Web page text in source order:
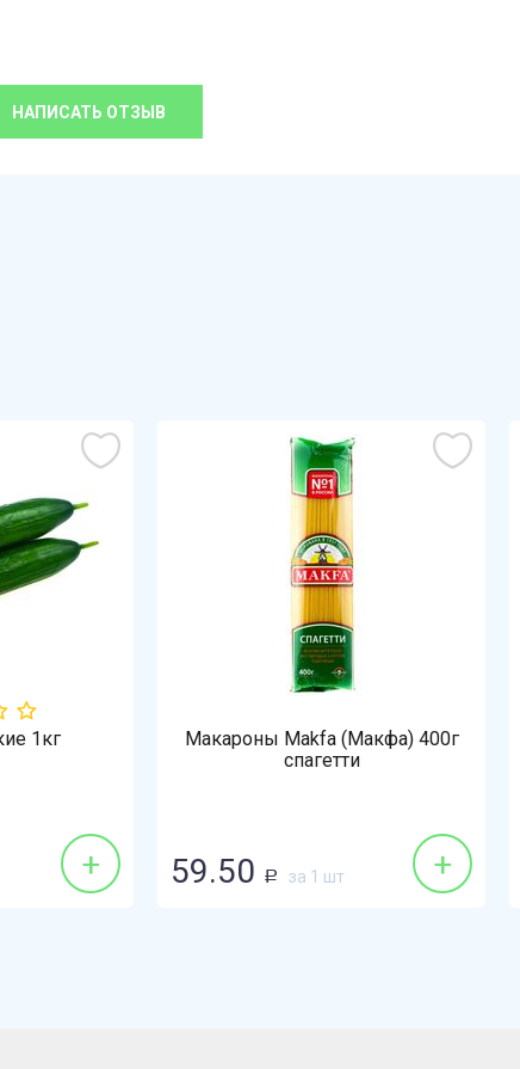
НАПИСАТЬ ОТЗЫВ
1кг
+
Макароны Makfa (Макфа) 400г
спагетти
59.50 Р за 1 шт +